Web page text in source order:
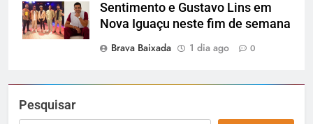
Sentimento e Gustavo Lins em
Nova Iguaçu neste fim de semana
Brava Baixada
1 dia ago 0
Pesquisar